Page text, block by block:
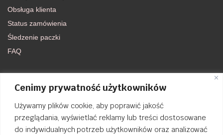
Cenimy prywatność użytkowników
Używamy plików cookie, aby poprawić jakość
przeglądania, wyświetlać reklamy lub treści dostosowane
do indywidualnych potrzeb użytkowników oraz analizować
Obsługa klienta
Status zamówienia
Śledzenie paczki
FAQ
DOŁĄCZ DO NAS
FACEBOOK
INSTAGRAM